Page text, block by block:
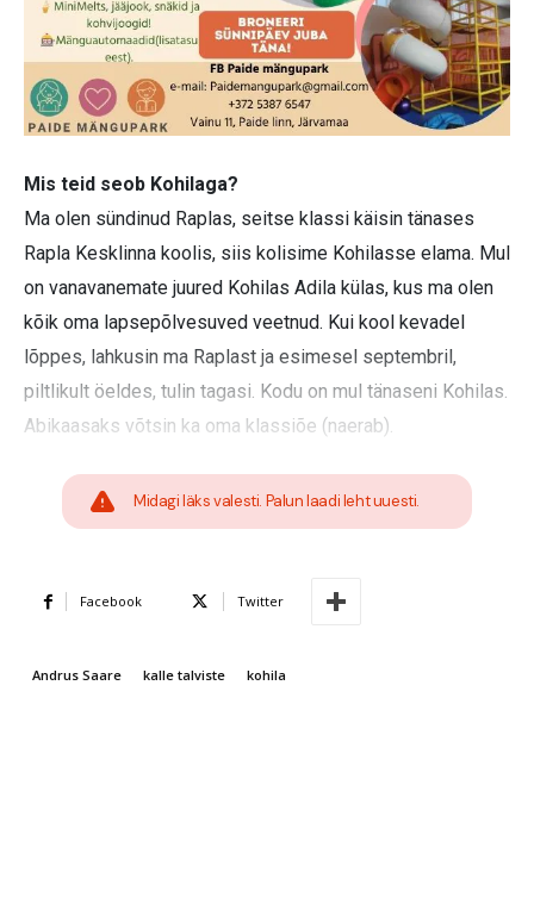
Mis teid seob Kohilaga?
Ma olen sündinud Raplas, seitse klassi käisin tänases
Rapla Kesklinna koolis, siis kolisime Kohilasse elama. Mul
on vanavanemate juured Kohilas Adila külas, kus ma olen
kõik oma lapsepõlvesuved veetnud. Kui kool kevadel
lõppes, lahkusin ma Raplast ja esimesel septembril,
piltlikult öeldes, tulin tagasi. Kodu on mul tänaseni Kohilas.
Abikaasaks võtsin ka oma klassiõe (naerab).
Midagi läks valesti. Palun laadi leht uuesti.
Facebook Twitter
Andrus Saare kalle talviste kohila